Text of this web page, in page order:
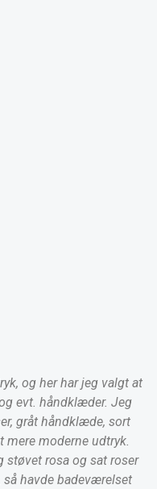
og her har jeg valgt at
evt. håndklæder. Jeg
gråt håndklæde, sort
mere moderne udtryk.
støvet rosa og sat roser
havde badeværelset